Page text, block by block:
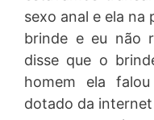
sexo anal e ela na
brinde e eu não
disse que o
homem ela
dotado da